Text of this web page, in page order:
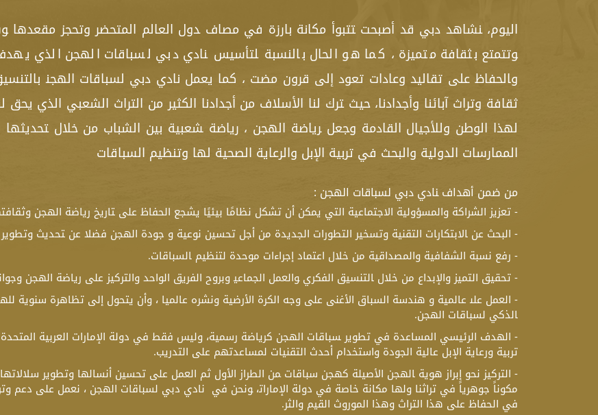
اليوم، ‍نشاهد دبي قد أصبحت ‍تتبوأ مكانة بارزة في مصاف ‍دول العالم المتحضر وتحجز
‍وتتمتع بثقافة متميزة ، كما هو الحال بالنسبة ‍لتأسيس ‍نادي دبي لسباقات الهجن الذي
و‍الحفاظ على تقاليد وعادات تعود إلى قرون مضت ، كما يعمل نادي دبي لسباقات الهجن‍
ثقافة وتراث آبائنا وأجدادنا‍، حيث ‍ترك لنا الأسلاف من أجدادنا الكثير من التراث الشعبي الذي
لهذا الوطن وللأجيال القادمة‍ و‍جعل ‍رياضة الهجن ، رياضة ‍شعبية بين الشباب من خلال ‍تحديثها
الممارسات الدولية والبحث في تربية الإبل والرعاية الصحية‍ لها وتنظيم السباقات
من ضمن أهداف ‍نادي دبي لسباقات الهجن :
- تعزيز الشراكة والمسؤولية الاجتماعية التي يمكن أن تشكل نظامًا بيئيًا يشجع الحفاظ على ‍تاريخ رياضة الهجن
- البحث عن ‍الابتكار‍ات التقنية وتسخير التطورات الجديدة من أجل تحسين نوعية و جودة الهجن فضلا عن ‍تحديث
- رفع نسبة الشفافية والمصداقية من خلال اعتماد إجراءات موحدة لتنظيم ‍السباق‍ات.
- تحقيق التميز والإبداع من خلال ‍التنسيق الفكري ‍والعمل الجماعي‍ وبروح الفريق الواحد والتركيز على رياضة الهجن
- العمل على‍ عالمية و‍ هندسة السباق الأغنى على وجه الكرة الأرضية ونشره عالميا ، وأن يتحول إلى تظاهرة سنوية
‍الذكي لسباقات الهجن.
- ال‍هدف الرئيسي المساعدة في تطوير ‍سباقات الهجن كرياضة رسمية، وليس فقط في دولة الإمارات العربية
تربية ورعاية الإبل عالية الجودة واستخدام أحدث التقنيات لمساعدتهم على التدريب.
- التركيز نحو إبراز هوية ‍الهجن الأصيلة كهجن سباقات ‍من الطراز الأول ثم العمل على تحسين أنسالها وتطوير
مكوناً جوهرياً في تراث‍نا‍ ولها مكانة خاصة في دولة الإمارات‍، ‍ونحن في ‍ نادي دبي لسباق‍ات الهجن ، نعمل على دعم
في الحفاظ على هذا التراث وهذا الموروث القيم والثر.